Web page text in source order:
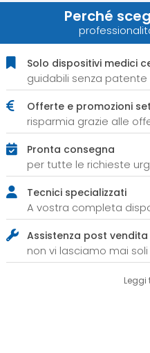
Perché
Solo dispositivi medici
guidabili senza patente
Offerte e promozioni
risparmia grazie alle
Pronta consegna
per tutte le richieste
Tecnici specializzati
A vostra completa
Assistenza post
non vi lasciamo mai soli
Leggi